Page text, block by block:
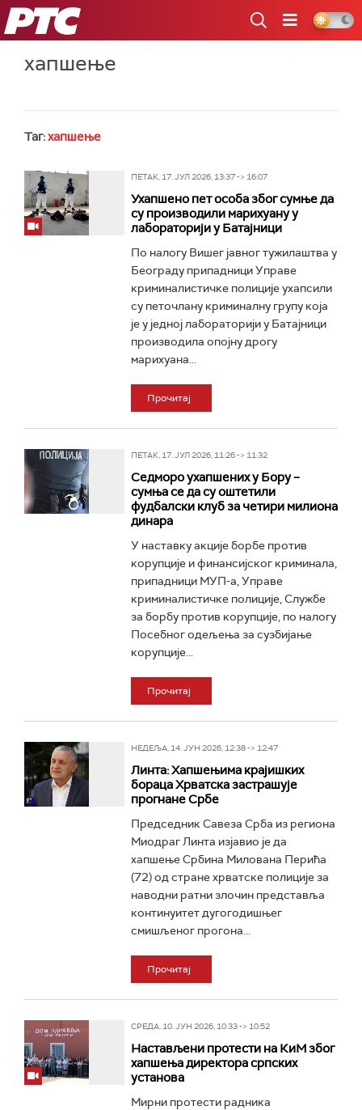
РТС
хапшење
Таг:хапшење
ПЕТАК, 17. ЈУЛ 2026, 13:37 -> 16:07
Ухапшено пет особа због сумње да
су производили марихуану у
лабораторији у Батајници
По налогу Вишег јавног тужилаштва у
Београду припадници Управе
криминалистичке полиције ухапсили
су петочлану криминалну групу која
је у једној лабораторији у Батајници
производила опојну дрогу
марихуана...
Прочитај
ПЕТАК, 17. ЈУЛ 2026, 11:26 -> 11:32
Седморо ухапшених у Бору –
сумња се да су оштетили
фудбалски клуб за четири милиона
динара
У наставку акције борбе против
корупције и финансијског криминала,
припадници МУП-а, Управе
криминалистичке полиције, Службе
за борбу против корупције, по налогу
Посебног одељења за сузбијање
корупције...
Прочитај
НЕДЕЉА, 14. ЈУН 2026, 12:38 -> 12:47
Линта: Хапшењима крајишких
бораца Хрватска застрашује
прогнане Србе
Председник Савеза Срба из региона
Миодраг Линта изјавио је да
хапшење Србина Милована Перића
(72) од стране хрватске полиције за
наводни ратни злочин представља
континуитет дугогодишњег
смишљеног прогона...
Прочитај
СРЕДА, 10. ЈУН 2026, 10:33 -> 10:52
Настављени протести на КиМ због
хапшења директора српских
установа
Мирни протести радника